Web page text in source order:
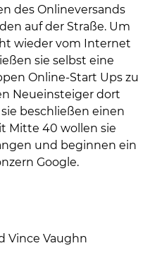
des Onlineversands
auf der Straße. Um
wieder vom Internet
sie selbst eine
Online-Start Ups zu
Neueinsteiger dort
beschließen einen
Mitte 40 wollen sie
und beginnen ein
Google.
Vince Vaughn